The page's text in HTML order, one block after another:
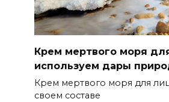
Крем мертвого моря
используем дары
Крем мертвого моря для
своем составе